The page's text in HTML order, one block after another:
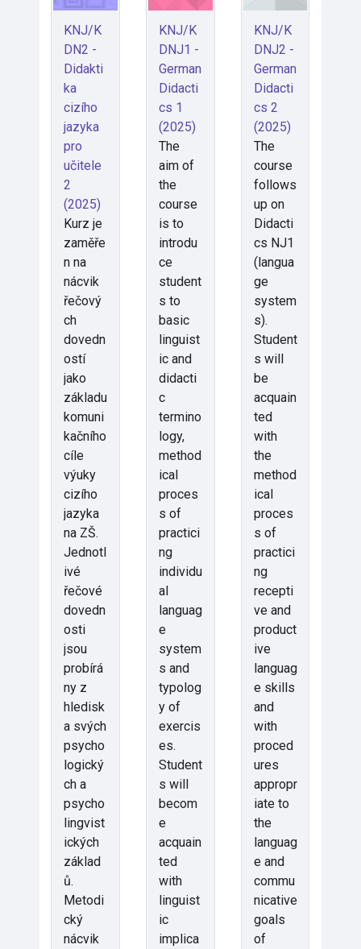
KNJ/K
DN2 -
Didakti
ka
cizího
jazyka
pro
učitele
2
(2025)
Kurz je
zaměře
n na
nácvik
řečový
ch
dovedn
ostí
jako
základu
komuni
kačního
cíle
výuky
cizího
jazyka
na ZŠ.
Jednotl
ivé
řečové
dovedn
osti
jsou
probírá
ny z
hledisk
a svých
psycho
logický
ch a
psycho
lingvist
ických
základ
ů.
Metodi
cký
nácvik
KNJ/K
DNJ1 -
German
Didacti
cs 1
(2025)
The
aim of
the
course
is to
introdu
ce
student
s to
basic
linguist
ic and
didacti
c
termino
logy,
method
ical
proces
s of
practici
ng
individu
al
languag
e
system
s and
typolog
y of
exercis
es.
Student
s will
becom
e
acquain
ted
with
linguist
ic
implica
KNJ/K
DNJ2 -
German
Didacti
cs 2
(2025)
The
course
follows
up on
Didacti
cs NJ1
(langua
ge
system
s).
Student
s will
be
acquain
ted
with
the
method
ical
proces
s of
practici
ng
recepti
ve and
product
ive
languag
e skills
and
with
proced
ures
appropr
iate to
the
languag
e and
commu
nicative
goals
of